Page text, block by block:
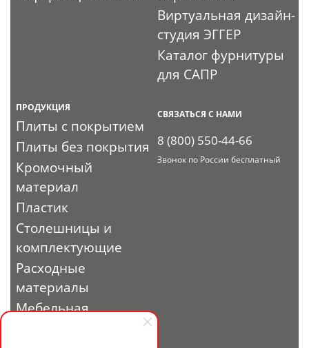
Виртуальная дизайн-
студия ЭГГЕР
Каталог фурнитуры
для САПР
ПРОДУКЦИЯ
Плиты с покрытием
Плиты без покрытия
Кромочный
материал
Пластик
Столешницы и
комплектующие
Расходные
материалы
Мебельная
СВЯЗАТЬСЯ С НАМИ
8 (800) 550-44-66
Звонок по России бесплатный